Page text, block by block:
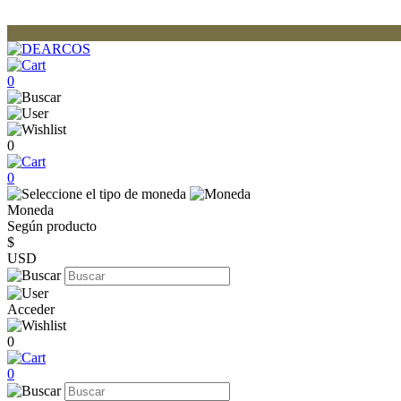
0
0
0
Moneda
Según producto
$
USD
Acceder
0
0